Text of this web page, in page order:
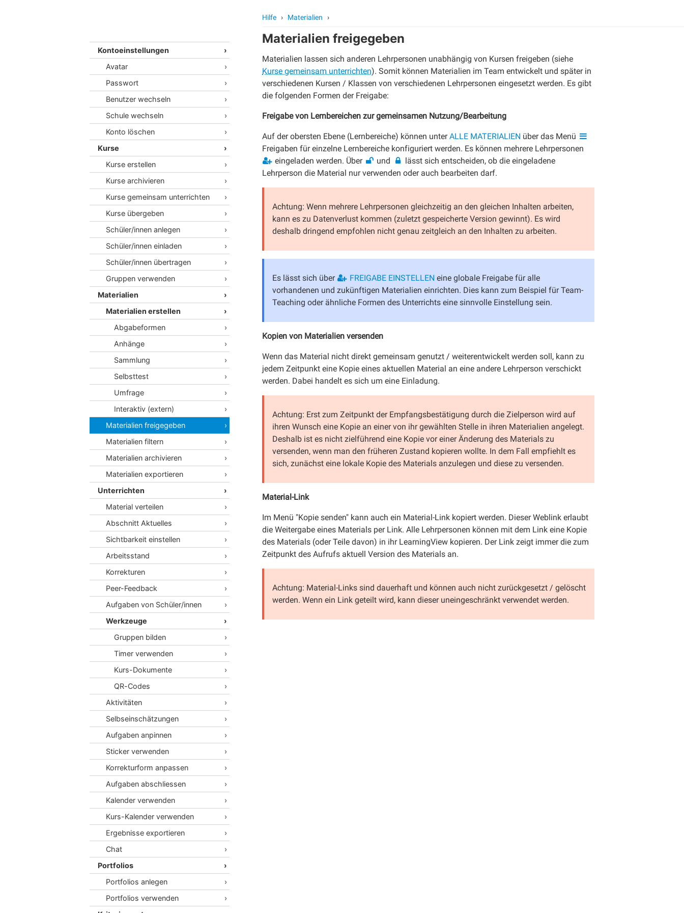
Hilfe › Materialien ›
Materialien freigegeben
Materialien lassen sich anderen Lehrpersonen unabhängig von Kursen freigeben (siehe
Kurse gemeinsam unterrichten). Somit können Materialien im Team entwickelt und später in
verschiedenen Kursen / Klassen von verschiedenen Lehrpersonen eingesetzt werden. Es gibt
die folgenden Formen der Freigabe:
Freigabe von Lernbereichen zur gemeinsamen Nutzung/Bearbeitung
Auf der obersten Ebene (Lernbereiche) können unterALLE MATERIALIEN über das Menü
Freigaben für einzelne Lernbereiche konfiguriert werden. Es können mehrere Lehrpersonen
eingeladen werden. Über
und
lässt sich entscheiden, ob die eingeladene
Lehrperson die Material nur verwenden oder auch bearbeiten darf.
Achtung: Wenn mehrere Lehrpersonen gleichzeitig an den gleichen Inhalten arbeiten,
kann es zu Datenverlust kommen (zuletzt gespeicherte Version gewinnt). Es wird
deshalb dringend empfohlen nicht genau zeitgleich an den Inhalten zu arbeiten.
Es lässt sich über FREIGABE EINSTELLEN eine globale Freigabe für alle
vorhandenen und zukünftigen Materialien einrichten. Dies kann zum Beispiel für Team-
Teaching oder ähnliche Formen des Unterrichts eine sinnvolle Einstellung sein.
Kopien von Materialien versenden
Wenn das Material nicht direkt gemeinsam genutzt / weiterentwickelt werden soll, kann zu
jedem Zeitpunkt eine Kopie eines aktuellen Material an eine andere Lehrperson verschickt
werden. Dabei handelt es sich um eine Einladung.
Achtung: Erst zum Zeitpunkt der Empfangsbestätigung durch die Zielperson wird auf
ihren Wunsch eine Kopie an einer von ihr gewählten Stelle in ihren Materialien angelegt.
Deshalb ist es nicht zielführend eine Kopie vor einer Änderung des Materials zu
versenden, wenn man den früheren Zustand kopieren wollte. In dem Fall empfiehlt es
sich, zunächst eine lokale Kopie des Materials anzulegen und diese zu versenden.
Material-Link
Im Menü "Kopie senden" kann auch ein Material-Link kopiert werden. Dieser Weblink erlaubt
die Weitergabe eines Materials per Link. Alle Lehrpersonen können mit dem Link eine Kopie
des Materials (oder Teile davon) in ihr LearningView kopieren. Der Link zeigt immer die zum
Zeitpunkt des Aufrufs aktuell Version des Materials an.
Achtung: Material-Links sind dauerhaft und können auch nicht zurückgesetzt / gelöscht
werden. Wenn ein Link geteilt wird, kann dieser uneingeschränkt verwendet werden.
Kontoeinstellungen
Avatar
Passwort
Benutzer wechseln
Schule wechseln
Konto löschen
Kurse
Kurse erstellen
Kurse archivieren
Kurse gemeinsam unterrichten
Kurse übergeben
Schüler/innen anlegen
Schüler/innen einladen
Schüler/innen übertragen
Gruppen verwenden
Materialien
Materialien erstellen
Abgabeformen
Anhänge
Sammlung
Selbsttest
Umfrage
Interaktiv (extern)
Materialien freigegeben
Materialien filtern
Materialien archivieren
Materialien exportieren
Unterrichten
Material verteilen
Abschnitt Aktuelles
Sichtbarkeit einstellen
Arbeitsstand
Korrekturen
Peer-Feedback
Aufgaben von Schüler/innen
Werkzeuge
Gruppen bilden
Timer verwenden
Kurs-Dokumente
QR-Codes
Aktivitäten
Selbseinschätzungen
Aufgaben anpinnen
Sticker verwenden
Korrekturform anpassen
Aufgaben abschliessen
Kalender verwenden
Kurs-Kalender verwenden
Ergebnisse exportieren
Chat
Portfolios
Portfolios anlegen
Portfolios verwenden